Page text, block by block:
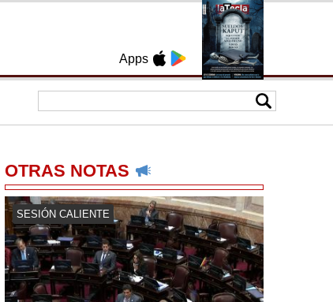
Apps
OTRAS NOTAS
SESIÓN CALIENTE